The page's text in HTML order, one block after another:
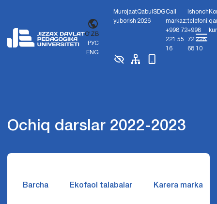
O'ZB
РУС
ENG
Murojaat
yuborish
Qabul
2026
SDGCall
markaz:
+998 72
221 55
16
Ishonch
telefoni:
+998
72 226
68 10
Ochiq darslar 2022-2023
Barcha Ekofaol talabalar Karera markazi